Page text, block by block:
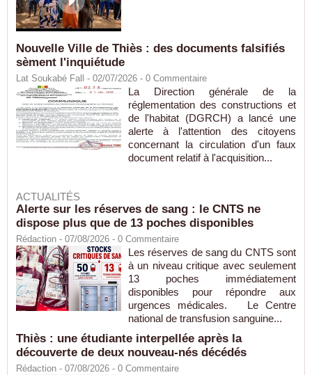
Nouvelle Ville de Thiès : des documents falsifiés
sèment l'inquiétude
Lat Soukabé Fall - 02/07/2026 - 0 Commentaire
La Direction générale de la
réglementation des constructions et
de l'habitat (DGRCH) a lancé une
alerte à l'attention des citoyens
concernant la circulation d'un faux
document relatif à l'acquisition...
ACTUALITÉS
Alerte sur les réserves de sang : le CNTS ne
dispose plus que de 13 poches disponibles
Rédaction - 07/08/2026 - 0 Commentaire
Les réserves de sang du CNTS sont
à un niveau critique avec seulement
13 poches immédiatement
disponibles pour répondre aux
urgences médicales. Le Centre
national de transfusion sanguine...
Thiès : une étudiante interpellée après la
découverte de deux nouveau-nés décédés
Rédaction - 07/08/2026 - 0 Commentaire